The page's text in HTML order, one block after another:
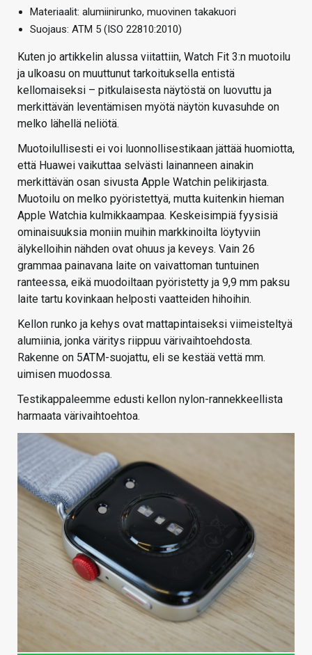
Materiaalit: alumiinirunko, muovinen takakuori
Suojaus: ATM 5 (ISO 22810:2010)
Kuten jo artikkelin alussa viitattiin, Watch Fit 3:n muotoilu
ja ulkoasu on muuttunut tarkoituksella entistä
kellomaiseksi – pitkulaisesta näytöstä on luovuttu ja
merkittävän leventämisen myötä näytön kuvasuhde on
melko lähellä neliötä.
Muotoilullisesti ei voi luonnollisestikaan jättää huomiotta,
että Huawei vaikuttaa selvästi lainanneen ainakin
merkittävän osan sivusta Apple Watchin pelikirjasta.
Muotoilu on melko pyöristettyä, mutta kuitenkin hieman
Apple Watchia kulmikkaampaa. Keskeisimpiä fyysisiä
ominaisuuksia moniin muihin markkinoilta löytyviin
älykelloihin nähden ovat ohuus ja keveys. Vain 26
grammaa painavana laite on vaivattoman tuntuinen
ranteessa, eikä muodoiltaan pyöristetty ja 9,9 mm paksu
laite tartu kovinkaan helposti vaatteiden hihoihin.
Kellon runko ja kehys ovat mattapintaiseksi viimeisteltyä
alumiinia, jonka väritys riippuu värivaihtoehdosta.
Rakenne on 5ATM-suojattu, eli se kestää vettä mm.
uimisen muodossa.
Testikappaleemme edusti kellon nylon-rannekkeellista
harmaata värivaihtoehtoa.